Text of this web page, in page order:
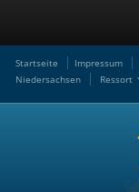
Startseite Impressum
Niedersachsen
Ressort